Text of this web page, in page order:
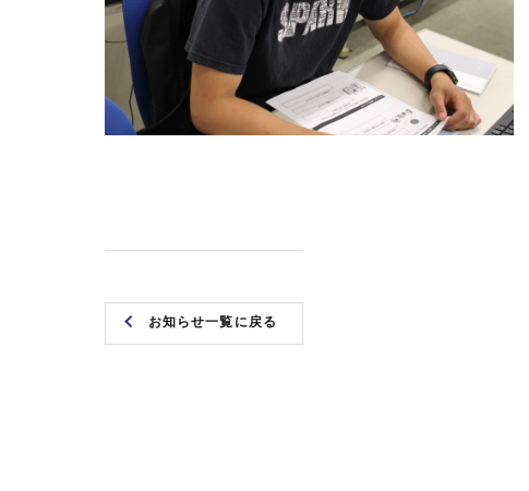
お知らせ一覧に戻る